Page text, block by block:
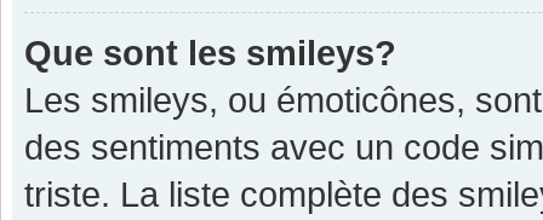
Que sont les smileys?
Les smileys, ou émoticônes,
des sentiments avec un code
triste. La liste complète des